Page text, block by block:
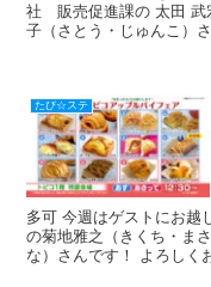
社 販売促進課の 太田 武
子（さとう・じゅんこ）
たび☆ステ
多可 今週はゲストにお越
の菊地雅之（きくち・ま
な）さんです！ よろしく